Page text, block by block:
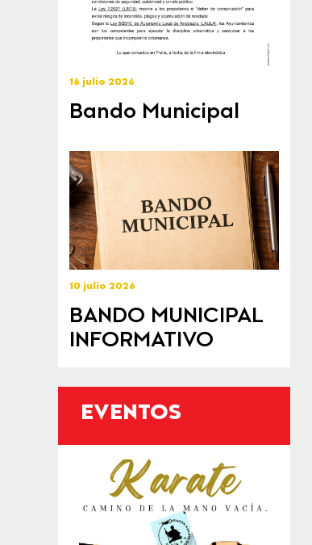
16 julio 2026
Bando Municipal
10 julio 2026
BANDO MUNICIPAL
INFORMATIVO
EVENTOS